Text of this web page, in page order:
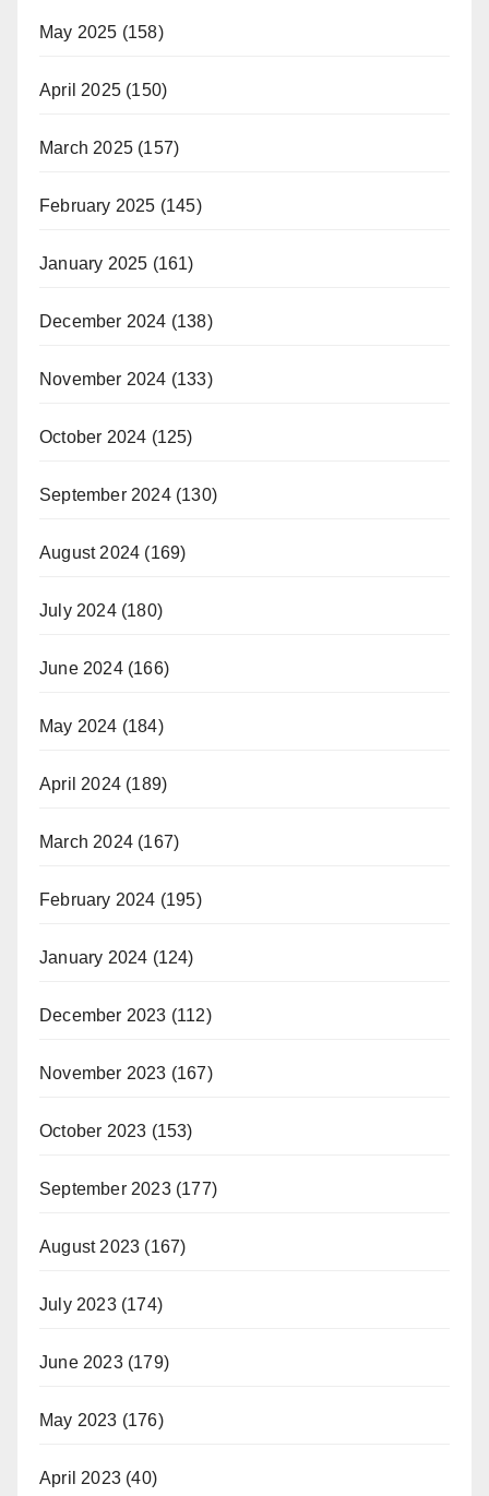
May 2025 (158)
April 2025 (150)
March 2025 (157)
February 2025 (145)
January 2025 (161)
December 2024 (138)
November 2024 (133)
October 2024 (125)
September 2024(130)
August 2024 (169)
July 2024(180)
June 2024(166)
May 2024 (184)
April 2024 (189)
March 2024 (167)
February 2024 (195)
January 2024 (124)
December 2023 (112)
November 2023 (167)
October 2023 (153)
September 2023(177)
August 2023 (167)
July 2023(174)
June 2023(179)
May 2023 (176)
April 2023 (40)